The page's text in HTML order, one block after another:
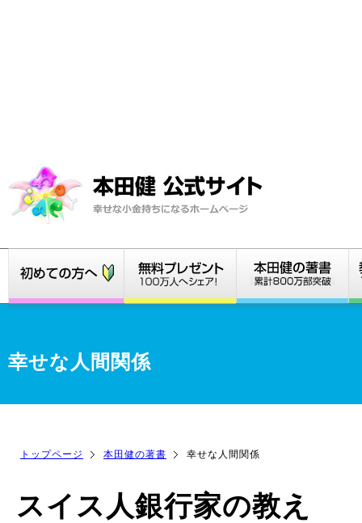
幸せな人間関係
トップページ 本田健の著書 幸せな人間関係
スイス人銀行家の教え